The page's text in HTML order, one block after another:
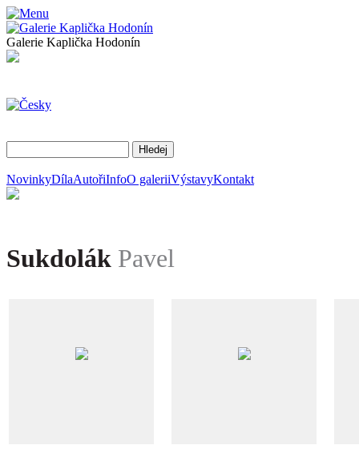
Galerie Kaplička Hodonín
NovinkyDílaAutořiInfoO galeriiVýstavyKontakt
Sukdolák Pavel